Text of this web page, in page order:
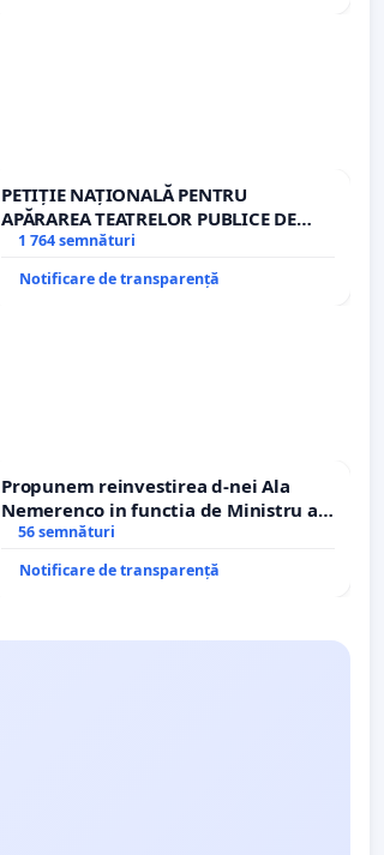
PETIȚIE NAȚIONALĂ PENTRU
APĂRAREA TEATRELOR PUBLICE DE
REPERTORIU DIN ROMÂNIA
1 764 semnături
Notificare de transparență
Propunem reinvestirea d-nei Ala
Nemerenco in functia de Ministru al
Sanatatii
56 semnături
Notificare de transparență